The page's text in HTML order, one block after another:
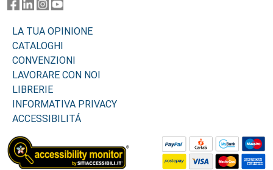
LA TUA OPINIONE
CATALOGHI
CONVENZIONI
LAVORARE CON NOI
LIBRERIE
INFORMATIVA PRIVACY
ACCESSIBILITÁ